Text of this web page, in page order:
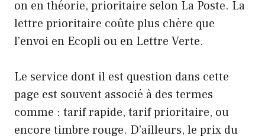
on en théorie, prioritaire selon La Poste. La
lettre prioritaire coûte plus chère que
l’envoi en Ecopli ou en Lettre Verte.
Le service dont il est question dans cette
page est souvent associé à des termes
comme : tarif rapide, tarif prioritaire, ou
encore timbre rouge. D’ailleurs, le prix du